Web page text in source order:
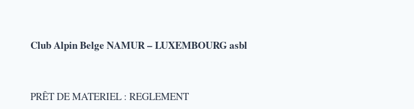
Club Alpin Belge NAMUR – LUXEMBOURG asbl
PRÊT DE MATERIEL : REGLEMENT